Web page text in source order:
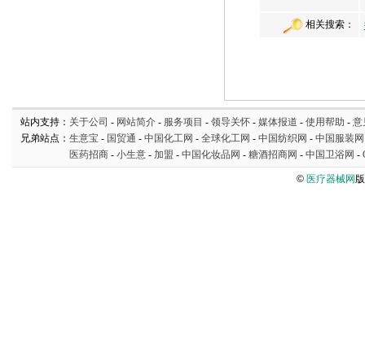
相关搜索：
站内支持： 关于公司 - 网站简介 - 服务项目 - 领导关怀 - 媒体报道 - 使用帮助 - 意
兄弟站点： 生意宝 - 国贸通 - 中国化工网 - 全球化工网 - 中国纺织网 - 中国服装网
医药招商 - 小生意 - 加盟 - 中国化妆品网 - 糖酒招商网 - 中国卫浴网 -
© 医疗器械网